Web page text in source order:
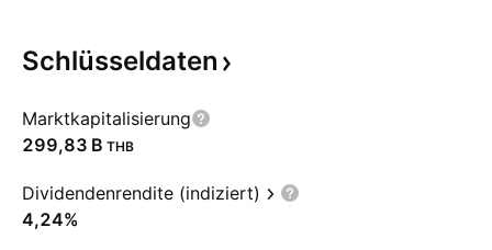
Schlüsseldaten
Marktkapitalisierung
‪299,83 B‬ THB
Dividendenrendite (indiziert)
4,24%